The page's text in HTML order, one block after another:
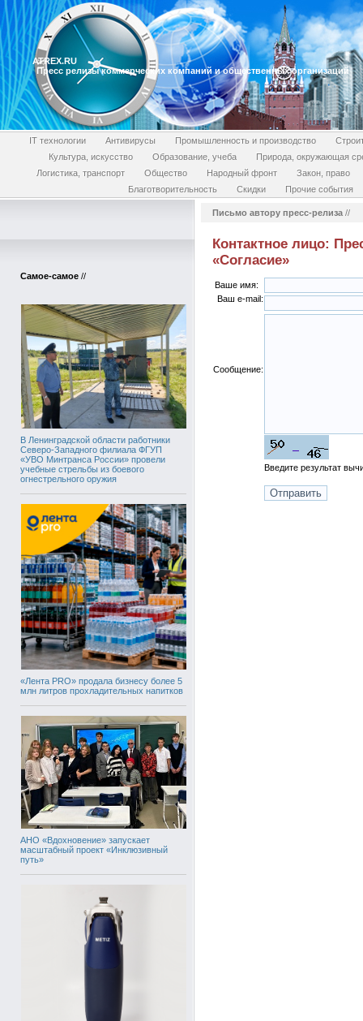
ATREX.RU
Пресс релизы коммерческих компаний и общественных организаций
IT технологии Антивирусы Промышленность и производство
Культура, искусство
Образование, учеба
Природа, окружающая
Логистика, транспорт
Общество Народный фронт
Закон, право
Благотворительность
Скидки Прочие события
Самое-самое //
В Ленинградской области работники
Северо-Западного филиала ФГУП
«УВО Минтранса России» провели
учебные стрельбы из боевого
огнестрельного оружия
«Лента PRO» продала бизнесу более 5
млн литров прохладительных напитков
АНО «Вдохновение» запускает
масштабный проект «Инклюзивный
путь»
Письмо автору пресс-релиза //
Контактное лицо:
«Согласие»
Ваше имя:
Ваш e-mail:
Сообщение:
Введите результат